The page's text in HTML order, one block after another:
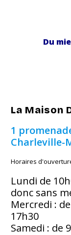
Du
La Maison
1
Charleville-
Horaires
Lundi de
donc sans
Mercredi :
17h30
Samedi : de